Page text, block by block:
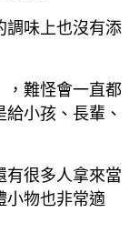
調味上也沒有添
，難怪會一直都
小孩、長輩、
有很多人拿來當
小物也非常適